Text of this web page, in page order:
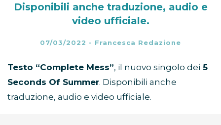
Disponibili anche traduzione, audio e
video ufficiale.
07/03/2022 - Francesca Redazione
Testo “Complete Mess”, il nuovo singolo dei 5
Seconds Of Summer. Disponibili anche
traduzione, audio e video ufficiale.